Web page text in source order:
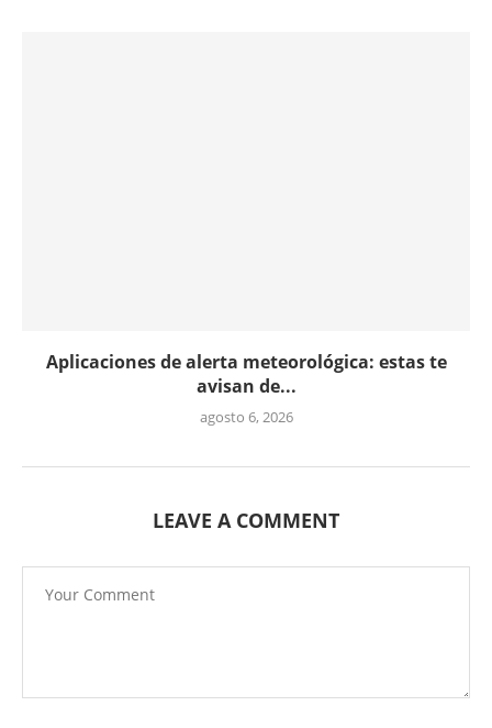
Aplicaciones de alerta meteorológica: estas te
avisan de...
agosto 6, 2026
LEAVE A COMMENT